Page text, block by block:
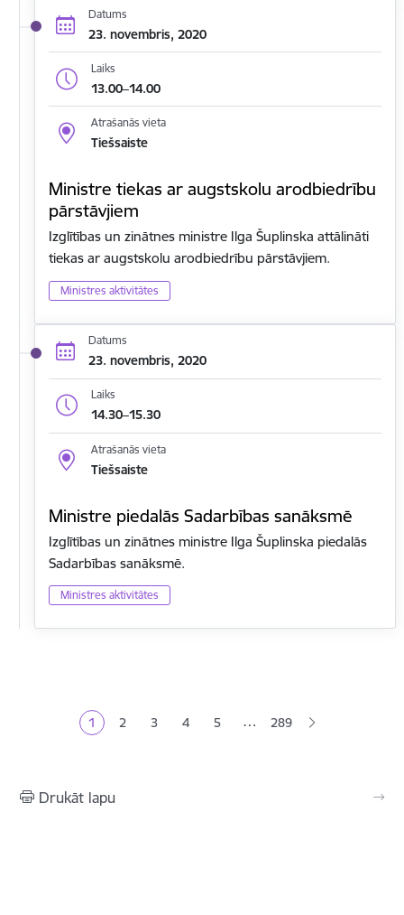
Datums
23. novembris, 2020
Laiks
13.00–14.00
Atrašanās vieta
Tiešsaiste
Ministre tiekas ar augstskolu arodbiedrību
pārstāvjiem
Izglītības un zinātnes ministre Ilga Šuplinska attālināti
tiekas ar augstskolu arodbiedrību pārstāvjiem.
Ministres aktivitātes
Datums
23. novembris, 2020
Laiks
14.30–15.30
Atrašanās vieta
Tiešsaiste
Ministre piedalās Sadarbības sanāksmē
Izglītības un zinātnes ministre Ilga Šuplinska piedalās
Sadarbības sanāksmē.
Ministres aktivitātes
Pašreizējā lapa
1 Lapa
2 Lapa
3 Lapa
4 Lapa
5 … 289
Drukāt lapu